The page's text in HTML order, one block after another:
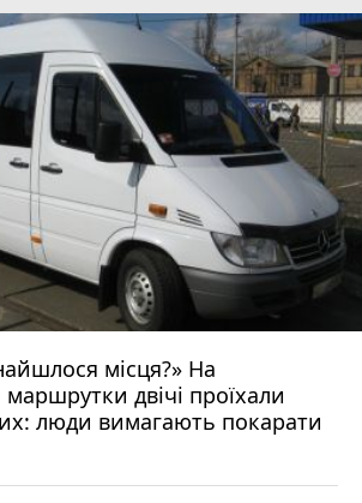
місця?» На
двічі проїхали
люди вимагають покарати